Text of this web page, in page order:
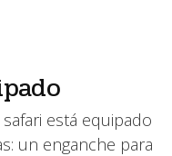
está equipado
un enganche para